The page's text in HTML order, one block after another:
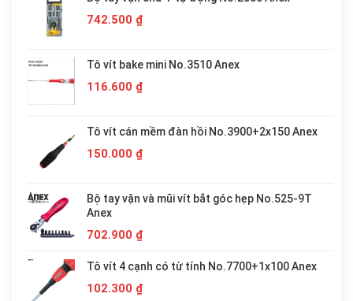
742.500 ₫
Tô vít bake mini No.3510 Anex
116.600 ₫
Tô vít cán mềm đàn hồi No.3900+2x150 Anex
150.000 ₫
Bộ tay vặn và mũi vít bắt góc hẹp No.525-9T
Anex
702.900 ₫
Tô vít 4 cạnh có từ tính No.7700+1x100 Anex
102.300 ₫